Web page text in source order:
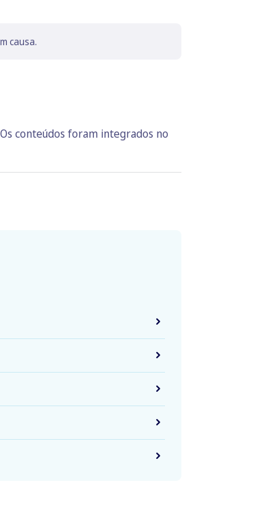
causa.
conteúdos foram integrados no